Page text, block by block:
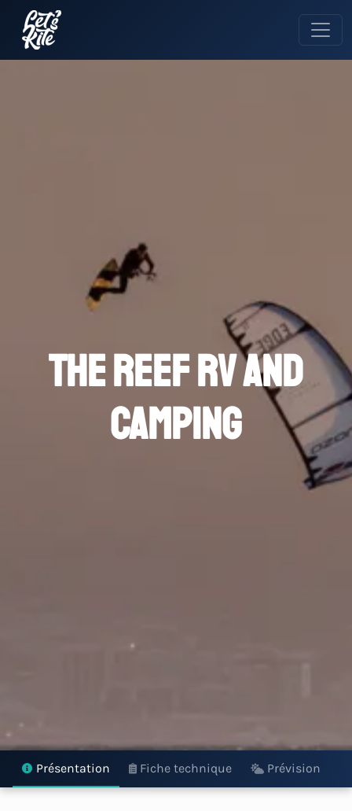
The Reef RV and
Camping
Présentation Fiche technique Prévision